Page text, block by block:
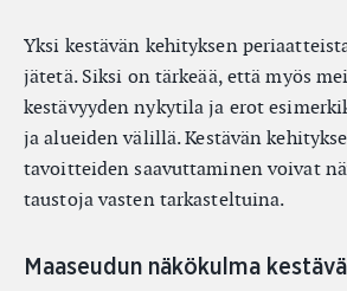
Yksi kestävän kehityksen
jätetä. Siksi on tärkeää, että myös
kestävyyden nykytila ja erot
ja alueiden välillä. Kestävän
tavoitteiden saavuttaminen voivat
taustoja vasten tarkasteltuina.
Maaseudun näkökulma